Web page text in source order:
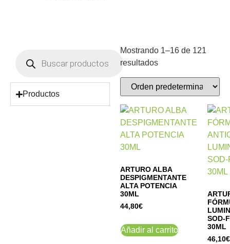
Productos
Mostrando 1–16 de 121
resultados
ARTURO ALBA
DESPIGMENTANTE
ALTA POTENCIA
30ML
44,80€
Añadir al carrito
SOD-
30ML
46,10€